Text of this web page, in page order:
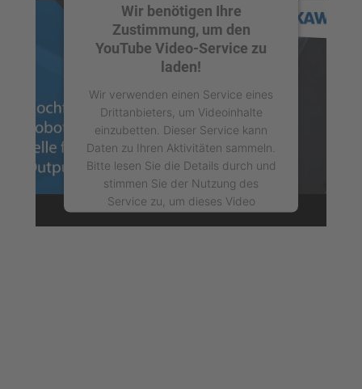
Wir benötigen Ihre
Zustimmung, um den
YouTube Video-Service zu
laden!
Wir verwenden einen Service eines
Drittanbieters, um Videoinhalte
einzubetten. Dieser Service kann
Daten zu Ihren Aktivitäten sammeln.
Bitte lesen Sie die Details durch und
stimmen Sie der Nutzung des
Service zu, um dieses Video